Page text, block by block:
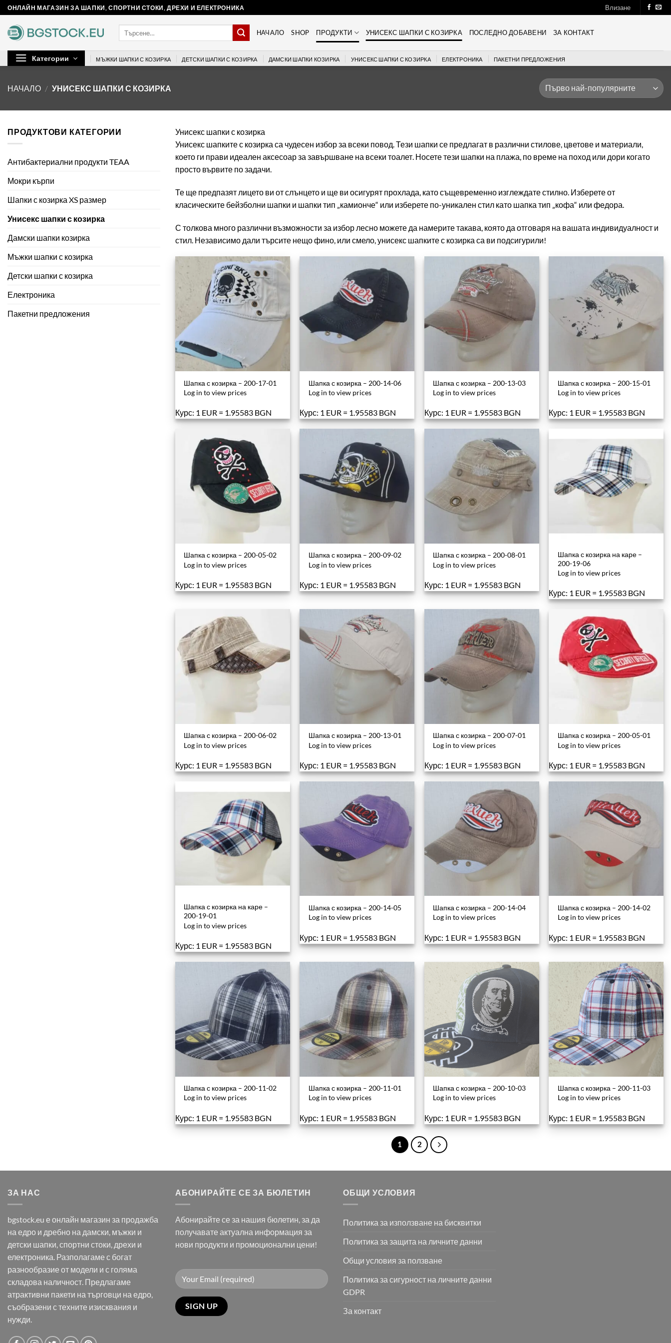
Skip
to
content
ОНЛАЙН МАГАЗИН ЗА ШАПКИ, СПОРТНИ СТОКИ, ДРЕХИ И ЕЛЕКТРОНИКА Влизане
НАЧАЛО SHOP ПРОДУКТИ УНИСЕКС ШАПКИ С КОЗИРКА ПОСЛЕДНО ДОБАВЕНИ ЗА КОНТАКТ
Категории МЪЖКИ ШАПКИ С КОЗИРКА ДЕТСКИ ШАПКИ С КОЗИРКА ДАМСКИ ШАПКИ КОЗИРКА УНИСЕКС ШАПКИ С КОЗИРКА ЕЛЕКТРОНИКА ПАКЕТНИ ПРЕДЛОЖЕНИЯ
НАЧАЛО / УНИСЕКС ШАПКИ С КОЗИРКА
ПРОДУКТОВИ КАТЕГОРИИ
Антибактериални продукти TEAA
Мокри кърпи
Шапки с козирка XS размер
Унисекс шапки с козирка
Дамски шапки козирка
Мъжки шапки с козирка
Детски шапки с козирка
Електроника
Пакетни предложения
Унисекс шапки с козирка
Унисекс шапките с козирка са чудесен избор за всеки повод. Тези шапки се предлагат в различни стилове, цветове и материали,
което ги прави идеален аксесоар за завършване на всеки тоалет. Носете тези шапки на плажа, по време на поход или дори когато
просто вървите по задачи.
Те ще предпазят лицето ви от слънцето и ще ви осигурят прохлада, като същевременно изглеждате стилно. Изберете от
класическите бейзболни шапки и шапки тип „камионче“ или изберете по-уникален стил като шапка тип „кофа“ или федора.
С толкова много различни възможности за избор лесно можете да намерите такава, която да отговаря на вашата индивидуалност и
стил. Независимо дали търсите нещо фино, или смело, унисекс шапките с козирка са ви подсигурили!
Шапка с козирка – 200-17-01
Log in to view prices
Курс: 1 EUR = 1.95583 BGN
Шапка с козирка – 200-14-06
Log in to view prices
Курс: 1 EUR = 1.95583 BGN
Шапка с козирка – 200-13-03
Log in to view prices
Курс: 1 EUR = 1.95583 BGN
Шапка с козирка – 200-15-01
Log in to view prices
Курс: 1 EUR = 1.95583 BGN
Шапка с козирка – 200-05-02
Log in to view prices
Курс: 1 EUR = 1.95583 BGN
Шапка с козирка – 200-09-02
Log in to view prices
Курс: 1 EUR = 1.95583 BGN
Шапка с козирка – 200-08-01
Log in to view prices
Курс: 1 EUR = 1.95583 BGN
Шапка с козирка на каре –
200-19-06
Log in to view prices
Курс: 1 EUR = 1.95583 BGN
Шапка с козирка – 200-06-02
Log in to view prices
Курс: 1 EUR = 1.95583 BGN
Шапка с козирка – 200-13-01
Log in to view prices
Курс: 1 EUR = 1.95583 BGN
Шапка с козирка – 200-07-01
Log in to view prices
Курс: 1 EUR = 1.95583 BGN
Шапка с козирка – 200-05-01
Log in to view prices
Курс: 1 EUR = 1.95583 BGN
Шапка с козирка на каре –
200-19-01
Log in to view prices
Курс: 1 EUR = 1.95583 BGN
Шапка с козирка – 200-14-05
Log in to view prices
Курс: 1 EUR = 1.95583 BGN
Шапка с козирка – 200-14-04
Log in to view prices
Курс: 1 EUR = 1.95583 BGN
Шапка с козирка – 200-14-02
Log in to view prices
Курс: 1 EUR = 1.95583 BGN
Шапка с козирка – 200-11-02
Log in to view prices
Курс: 1 EUR = 1.95583 BGN
Шапка с козирка – 200-11-01
Log in to view prices
Курс: 1 EUR = 1.95583 BGN
Шапка с козирка – 200-10-03
Log in to view prices
Курс: 1 EUR = 1.95583 BGN
Шапка с козирка – 200-11-03
Log in to view prices
Курс: 1 EUR = 1.95583 BGN
1 2
ЗА НАС
bgstock.eu е онлайн магазин за продажба
на едро и дребно на дамски, мъжки и
детски шапки, спортни стоки, дрехи и
електроника. Разполагаме с богат
разнообразие от модели и с голяма
складова наличност. Предлагаме
атрактивни пакети на търговци на едро,
съобразени с техните изисквания и
нужди.
АБОНИРАЙТЕ СЕ ЗА БЮЛЕТИН
Абонирайте се за нашия бюлетин, за да
получавате актуална информация за
нови продукти и промоционални цени!
ОБЩИ УСЛОВИЯ
Политика за използване на бисквитки
Политика за защита на личните данни
Общи условия за ползване
Политика за сигурност на личните данни
GDPR
За контакт